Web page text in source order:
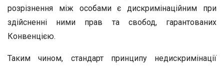
розрізнення між особами є дискримінаційним при
здійсненні ними прав та свобод, гарантованих
Конвенцією.
Таким чином, стандарт принципу недискримінації